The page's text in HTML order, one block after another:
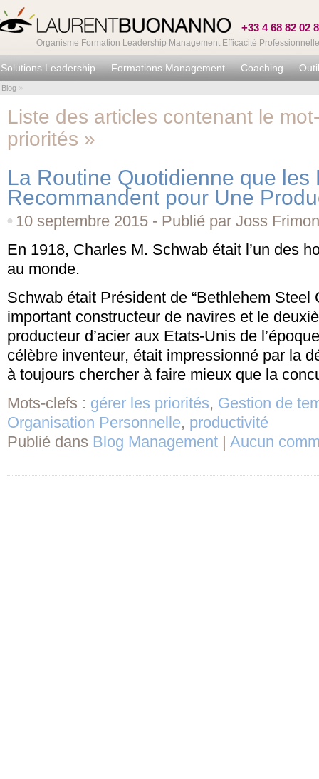
+33 4 68 82 02
Organisme Formation Leadership Management Efficacité Professionnelle
Solutions Leadership Formations Management Coaching
Blog »
Liste des articles contenant le
priorités »
La Routine Quotidienne que les
Recommandent pour Une
10 septembre 2015 - Publié par Joss
En 1918, Charles M. Schwab était l’un des
au monde.
Schwab était Président de “Bethlehem Steel
important constructeur de navires et le
producteur d’acier aux Etats-Unis de
célèbre inventeur, était impressionné par la
à toujours chercher à faire mieux que la
Mots-clefs : gérer les priorités, Gestion de
Organisation Personnelle, productivité
Publié dans Blog Management | Aucun